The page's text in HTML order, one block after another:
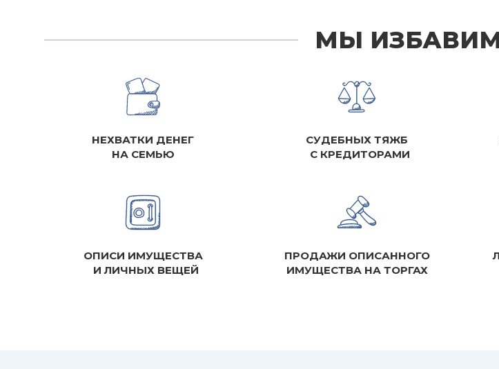
МЫ
НЕХВАТКИ ДЕНЕГ
НА СЕМЬЮ
СУДЕБНЫХ ТЯЖБ
С КРЕДИТОРАМИ
ОПИСИ ИМУЩЕСТВА
И ЛИЧНЫХ ВЕЩЕЙ
ПРОДАЖИ ОПИСАННОГО
ИМУЩЕСТВА НА ТОРГАХ